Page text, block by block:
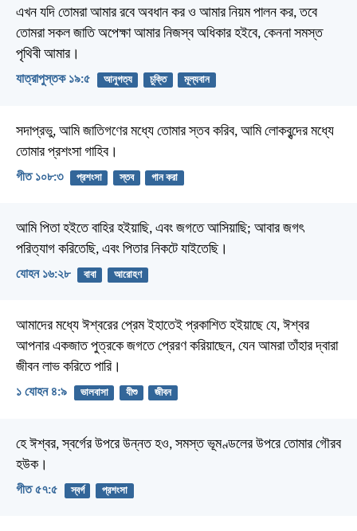
এখন যদি তোমরা আমার রবে অবধান কর ও আমার নিয়ম পালন কর, তবে
তোমরা সকল জাতি অপেক্ষা আমার নিজস্ব অধিকার হইবে, কেননা সমস্ত
পৃথিবী আমার।
যাত্রাপুস্তক ১৯:৫ আনুগত্য চুক্তি মূল্যবান
সদাপ্রভু, আমি জাতিগণের মধ্যে তোমার স্তব করিব, আমি লোকবৃন্দের মধ্যে
তোমার প্রশংসা গাহিব।
গীত ১০৮:৩ প্রশংসা স্তব গান করা
আমি পিতা হইতে বাহির হইয়াছি, এবং জগতে আসিয়াছি; আবার জগৎ
পরিত্যাগ করিতেছি, এবং পিতার নিকটে যাইতেছি।
যোহন ১৬:২৮ বাবা আরোহণ
আমাদের মধ্যে ঈশ্বরের প্রেম ইহাতেই প্রকাশিত হইয়াছে যে, ঈশ্বর
আপনার একজাত পুত্রকে জগতে প্রেরণ করিয়াছেন, যেন আমরা তাঁহার দ্বারা
জীবন লাভ করিতে পারি।
১ যোহন ৪:৯ ভালবাসা যীশু জীবন
হে ঈশ্বর, স্বর্গের উপরে উন্নত হও, সমস্ত ভূমণ্ডলের উপরে তোমার গৌরব
হউক।
গীত ৫৭:৫ স্বর্গ প্রশংসা